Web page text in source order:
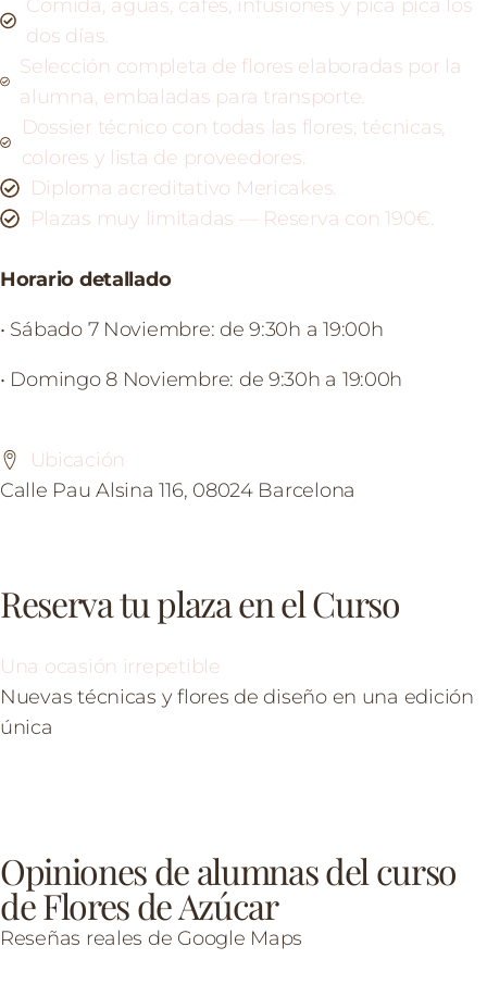
Comida, aguas, cafés, infusiones y pica pica los
dos días.
Selección completa de flores elaboradas por la
alumna, embaladas para transporte.
Dossier técnico con todas las flores, técnicas,
colores y lista de proveedores.
Diploma acreditativo Mericakes.
Plazas muy limitadas — Reserva con 190€.
Horario detallado
• Sábado 7 Noviembre: de 9:30h a 19:00h
• Domingo 8 Noviembre: de 9:30h a 19:00h
Ubicación
Calle Pau Alsina 116, 08024 Barcelona
Reserva tu plaza en el Curso
Una ocasión irrepetible
Nuevas técnicas y flores de diseño en una edición
única
Opiniones de alumnas del curso
de Flores de Azúcar
Reseñas reales de Google Maps